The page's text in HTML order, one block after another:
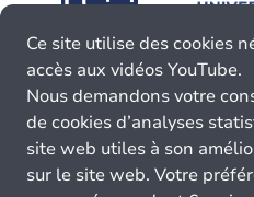
Ce site utilise des cookies
accès aux vidéos YouTube.
Nous demandons votre
de cookies d’analyses
site web utiles à son
sur le site web. Votre